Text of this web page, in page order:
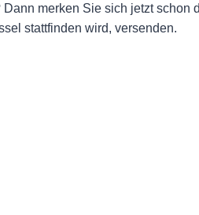
merken Sie sich jetzt schon
stattfinden wird, versenden.